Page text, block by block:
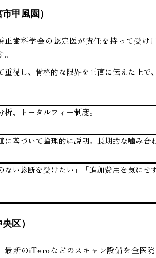
甲風園）
歯科学会の認定医が責任を持って受け
重視し、骨格的な限界を正直に伝えた上
、トータルフィー制度。
に基づいて論理的に説明。長期的な噛み合
ない診断を受けたい」「追加費用を気に
区）
最新のiTeroなどのスキャン設備を全医